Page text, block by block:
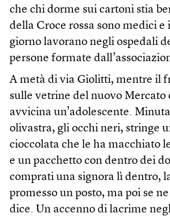
che chi dorme sui cartoni stia
della Croce rossa sono medici
giorno lavorano negli ospedali
persone formate
A metà di via Giolitti, mentre il
sulle vetrine del nuovo Mercato
avvicina un’adolescente.
olivastra, gli occhi neri, stringe
cioccolata che le ha macchiato
e un pacchetto con dentro dei
comprati una signora lì dentro,
promesso un posto, ma poi se
dice. Un accenno di lacrime